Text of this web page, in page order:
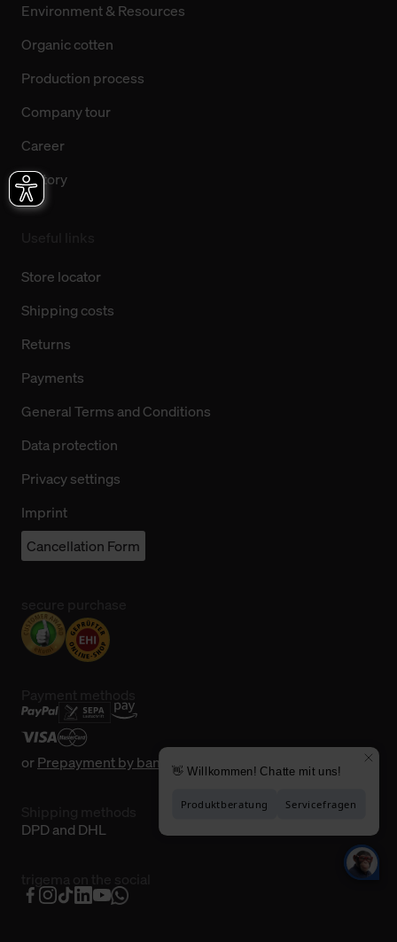
Environment & Resources
Organic cotten
Production process
Company tour
Career
History
Store locator
Shipping costs
Returns
Payments
General Terms and Conditions
Data protection
Privacy settings
Imprint
Cancellation Form
orPrepayment by bank transfer
DPD and DHL